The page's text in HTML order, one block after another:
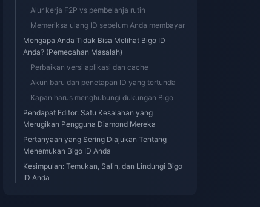
Alur kerja F2P vs pembelanja rutin
Memeriksa ulang ID sebelum Anda membayar
Mengapa Anda Tidak Bisa Melihat Bigo ID
Anda? (Pemecahan Masalah)
Perbaikan versi aplikasi dan cache
Akun baru dan penetapan ID yang tertunda
Kapan harus menghubungi dukungan Bigo
Pendapat Editor: Satu Kesalahan yang
Merugikan Pengguna Diamond Mereka
Pertanyaan yang Sering Diajukan Tentang
Menemukan Bigo ID Anda
Kesimpulan: Temukan, Salin, dan Lindungi Bigo
ID Anda